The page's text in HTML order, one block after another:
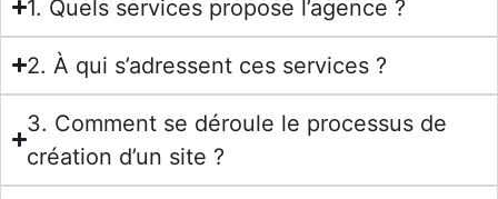
1. Quels services propose l’agence ?
2. À qui s’adressent ces services ?
3. Comment se déroule le processus de
création d’un site ?